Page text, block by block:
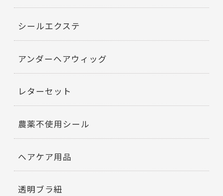
シールエクステ
アンダーヘアウィッグ
レターセット
農薬不使用シール
ヘアケア用品
透明ブラ紐